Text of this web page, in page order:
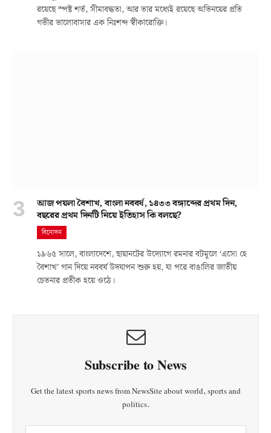
রয়েছে স্পষ্ট শর্ত, সীমাবদ্ধতা, আর তার মধ্যেই রয়েছে অভিনয়ের প্রতি
গভীর ভালোবাসার এক নিঃশব্দ স্বীকারোক্তি।
আজ পয়লা বৈশাখ, বাংলা নববর্ষ, ১৪৩৩ বঙ্গাব্দের প্রথম দিন,
বছরের প্রথম দিনটি নিয়ে ইতিহাস কি বলছে?
বিনোদন
১৯৬৫ সালে, বাংলাদেশে, ছায়ানটের উদ্যোগে রমনার বটমূলে ‘এসো হে
বৈশাখ’ গান দিয়ে নববর্ষ উদযাপন শুরু হয়, যা পরে বাঙালির জাতীয়
চেতনার প্রতীক হয়ে ওঠে।
Subscribe to News
Get the latest sports news from NewsSite about world, sports and
politics.